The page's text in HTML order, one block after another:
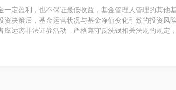
定盈利，也不保证最低收益，基金管理人管理的其他
决策后，基金运营状况与基金净值变化引致的投资风
远离非法证券活动，严格遵守反洗钱相关法规的规定